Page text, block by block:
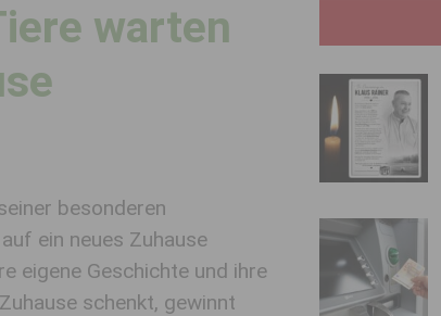
warten
besonderen
ein neues Zuhause
eigene Geschichte und ihre
schenkt, gewinnt